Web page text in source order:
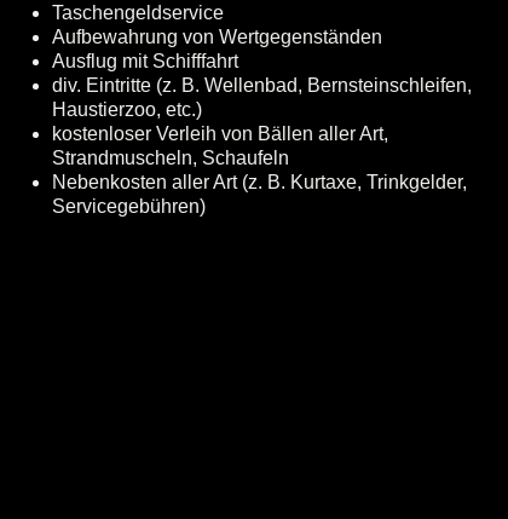
Taschengeldservice
Aufbewahrung von Wertgegenständen
Ausflug mit Schifffahrt
div. Eintritte (z. B. Wellenbad, Bernsteinschleifen,
Haustierzoo, etc.)
kostenloser Verleih von Bällen aller Art,
Strandmuscheln, Schaufeln
Nebenkosten aller Art (z. B. Kurtaxe, Trinkgelder,
Servicegebühren)